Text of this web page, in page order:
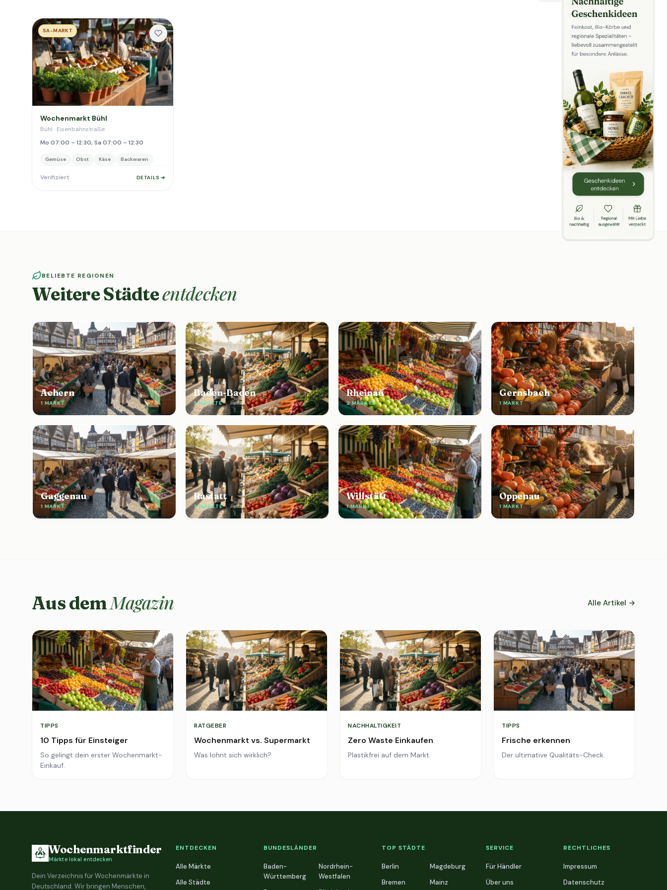
SA-MARKT
Wochenmarkt Bühl
Bühl · Eisenbahnstraße
Mo 07:00 – 12:30, Sa 07:00 – 12:30
Gemüse Obst Käse Backwaren
Verifiziert DETAILS ➔
BELIEBTE REGIONEN
Weitere Städteentdecken
Achern
1 MARKT
Baden-Baden
3 MÄRKTE
Rheinau
2 MÄRKTE
Gernsbach
1 MARKT
Gaggenau
1 MARKT
Rastatt
2 MÄRKTE
Willstätt
1 MARKT
Oppenau
1 MARKT
Aus demMagazin Alle Artikel →
TIPPS
10 Tipps für Einsteiger
So gelingt dein erster Wochenmarkt-
Einkauf.
RATGEBER
Wochenmarkt vs. Supermarkt
Was lohnt sich wirklich?
NACHHALTIGKEIT
Zero Waste Einkaufen
Plastikfrei auf dem Markt.
TIPPS
Frische erkennen
Der ultimative Qualitäts-Check.
Wochenmarktfinder
Märkte lokal entdecken
Dein Verzeichnis für Wochenmärkte in
Deutschland. Wir bringen Menschen,
ENTDECKEN
Alle Märkte
Alle Städte
BUNDESLÄNDER
Baden-
Württemberg
Nordrhein-
Westfalen
TOP STÄDTE
Berlin
Bremen
Magdeburg
Mainz
SERVICE
Für Händler
Über uns
RECHTLICHES
Impressum
Datenschutz